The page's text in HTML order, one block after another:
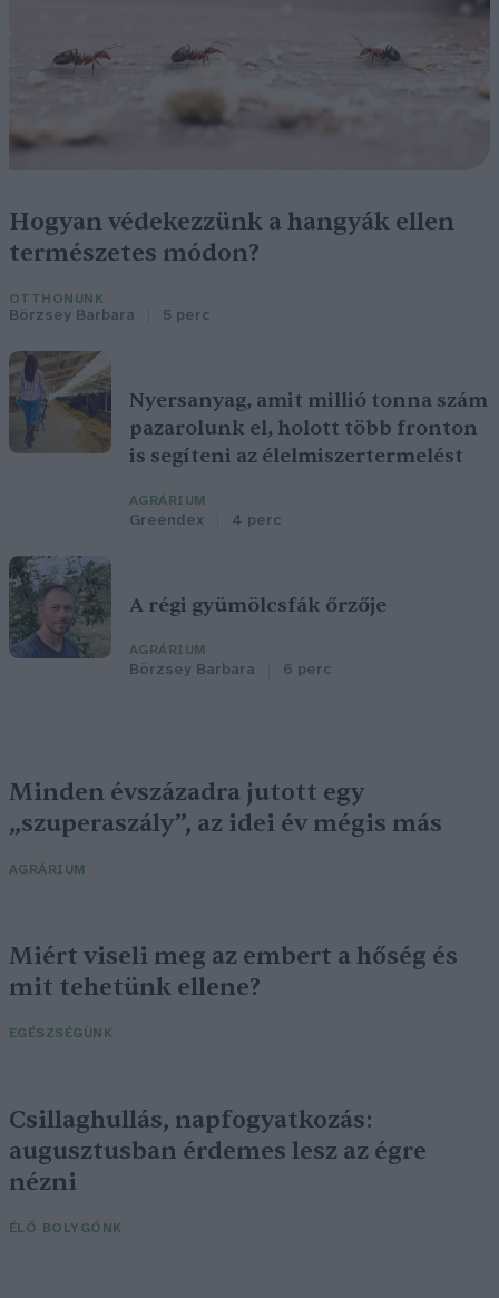
Hogyan védekezzünk a hangyák ellen
természetes módon?
OTTHONUNK
Börzsey Barbara 5 perc
Nyersanyag, amit millió tonna szám
pazarolunk el, holott több fronton
is segíteni az élelmiszertermelést
AGRÁRIUM
Greendex 4 perc
A régi gyümölcsfák őrzője
AGRÁRIUM
Börzsey Barbara 6 perc
Minden évszázadra jutott egy
„szuperaszály”, az idei év mégis más
AGRÁRIUM
Miért viseli meg az embert a hőség és
mit tehetünk ellene?
EGÉSZSÉGÜNK
Csillaghullás, napfogyatkozás:
augusztusban érdemes lesz az égre
nézni
ÉLŐ BOLYGÓNK